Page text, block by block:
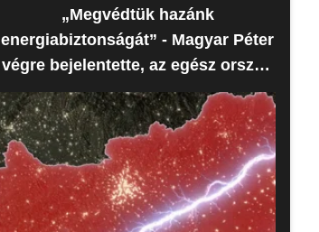
„Megvédtük hazánk
energiabiztonságát” - Magyar Péter
végre bejelentette, az egész ország
erre várt